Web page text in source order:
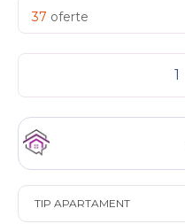
TIP APARTAMENT
37 oferte
1